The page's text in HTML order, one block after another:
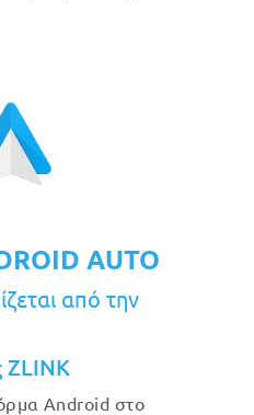
AUTO
από την
Android στο